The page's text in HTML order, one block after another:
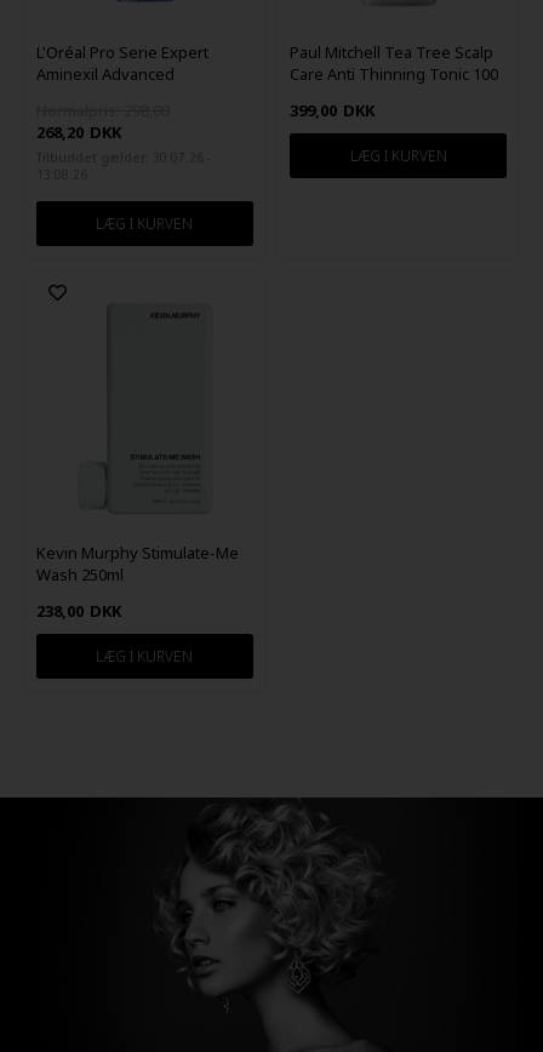
L'Oréal Pro Serie Expert
Aminexil Advanced
268,20 DKK
Paul Mitchell Tea Tree Scalp
Care Anti Thinning Tonic 100
399,00 DKK
Kevin Murphy Stimulate-Me
Wash 250ml
238,00 DKK